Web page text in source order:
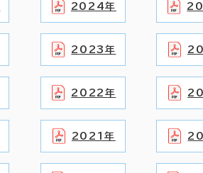
2024年
2023年
2022年
2021年